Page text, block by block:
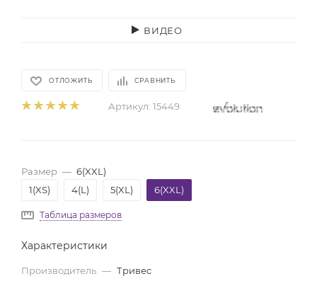
ВИДЕО
ОТЛОЖИТЬ СРАВНИТЬ
Артикул: 15449
Размер — 6(XXL)
1(XS)
4(L) 5(XL) 6(XXL)
Таблица размеров
Характеристики
Производитель — Тривес